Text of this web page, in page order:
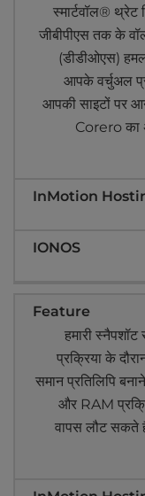
स्मार्टवॉल® थ्रेट
जीबीपीएस तक के
(डीडीओएस)
आपके वर्चुअल
आपकी साइटों पर
Corero का
हमारी
प्रक्रिया के
समान प्रतिलिपि
और RAM
वापस लौट सकते